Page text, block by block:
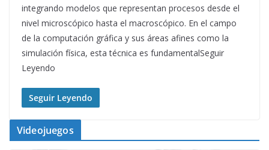
integrando modelos que representan procesos desde el
nivel microscópico hasta el macroscópico. En el campo
de la computación gráfica y sus áreas afines como la
simulación física, esta técnica es fundamentalSeguir
Leyendo
Seguir Leyendo
Videojuegos